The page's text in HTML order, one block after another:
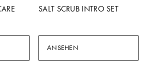
SALT SCRUB INTRO SET
ANSEHEN